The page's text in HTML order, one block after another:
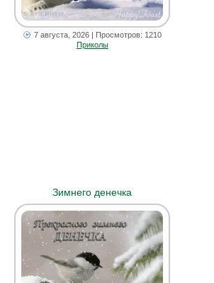
7 августа, 2026| Просмотров: 1210
Приколы
Зимнего денечка